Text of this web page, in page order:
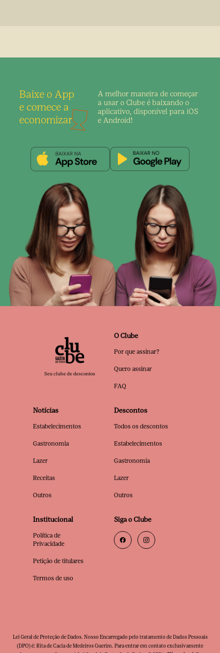
Baixe o App
e comece a
economizar
A melhor maneira de começar
a usar o Clube é baixando o
aplicativo, disponível para iOS
e Android!
Seu clube de descontos
O Clube
Por que assinar?
Quero assinar
FAQ
Notícias
Estabelecimentos
Gastronomia
Lazer
Receitas
Outros
Descontos
Todos os descontos
Estabelecimentos
Gastronomia
Lazer
Outros
Institucional
Política de
Privacidade
Petição de titulares
Termos de uso
Siga o Clube
Lei Geral de Proteção de Dados. Nosso Encarregado pelo tratamento de Dados Pessoais
(DPO) é: Rita de Cacia de Medeiros Guerim. Para entrar em contato exclusivamente